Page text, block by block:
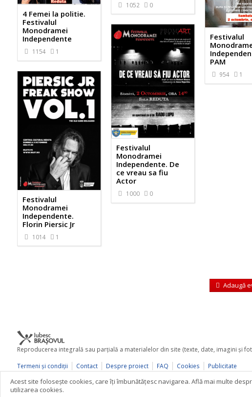
1052 0
4 Femei la politie.
Festivalul
Monodramei
Independente
1154 1
Festivalul
PAM
954 1
Festivalul
Monodramei
Independente. De
ce vreau sa fiu
Actor
1000 0
Festivalul
Monodramei
Independente.
Florin Piersic Jr
1014 1
Adaugă
Reproducerea integrală sau parţială a materialelor din site (texte, date, imagini şi
Termeni şi condiţii
Contact Despre proiect FAQ Cookies
Publicitate
© 2026 iubescbrasovul.ro
Acest site foloseşte cookies, care îţi îmbunătăţesc navigarea. Află mai multe
utilizarea cookies.